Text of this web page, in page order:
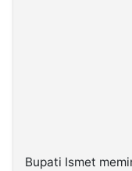
Bupati Ismet